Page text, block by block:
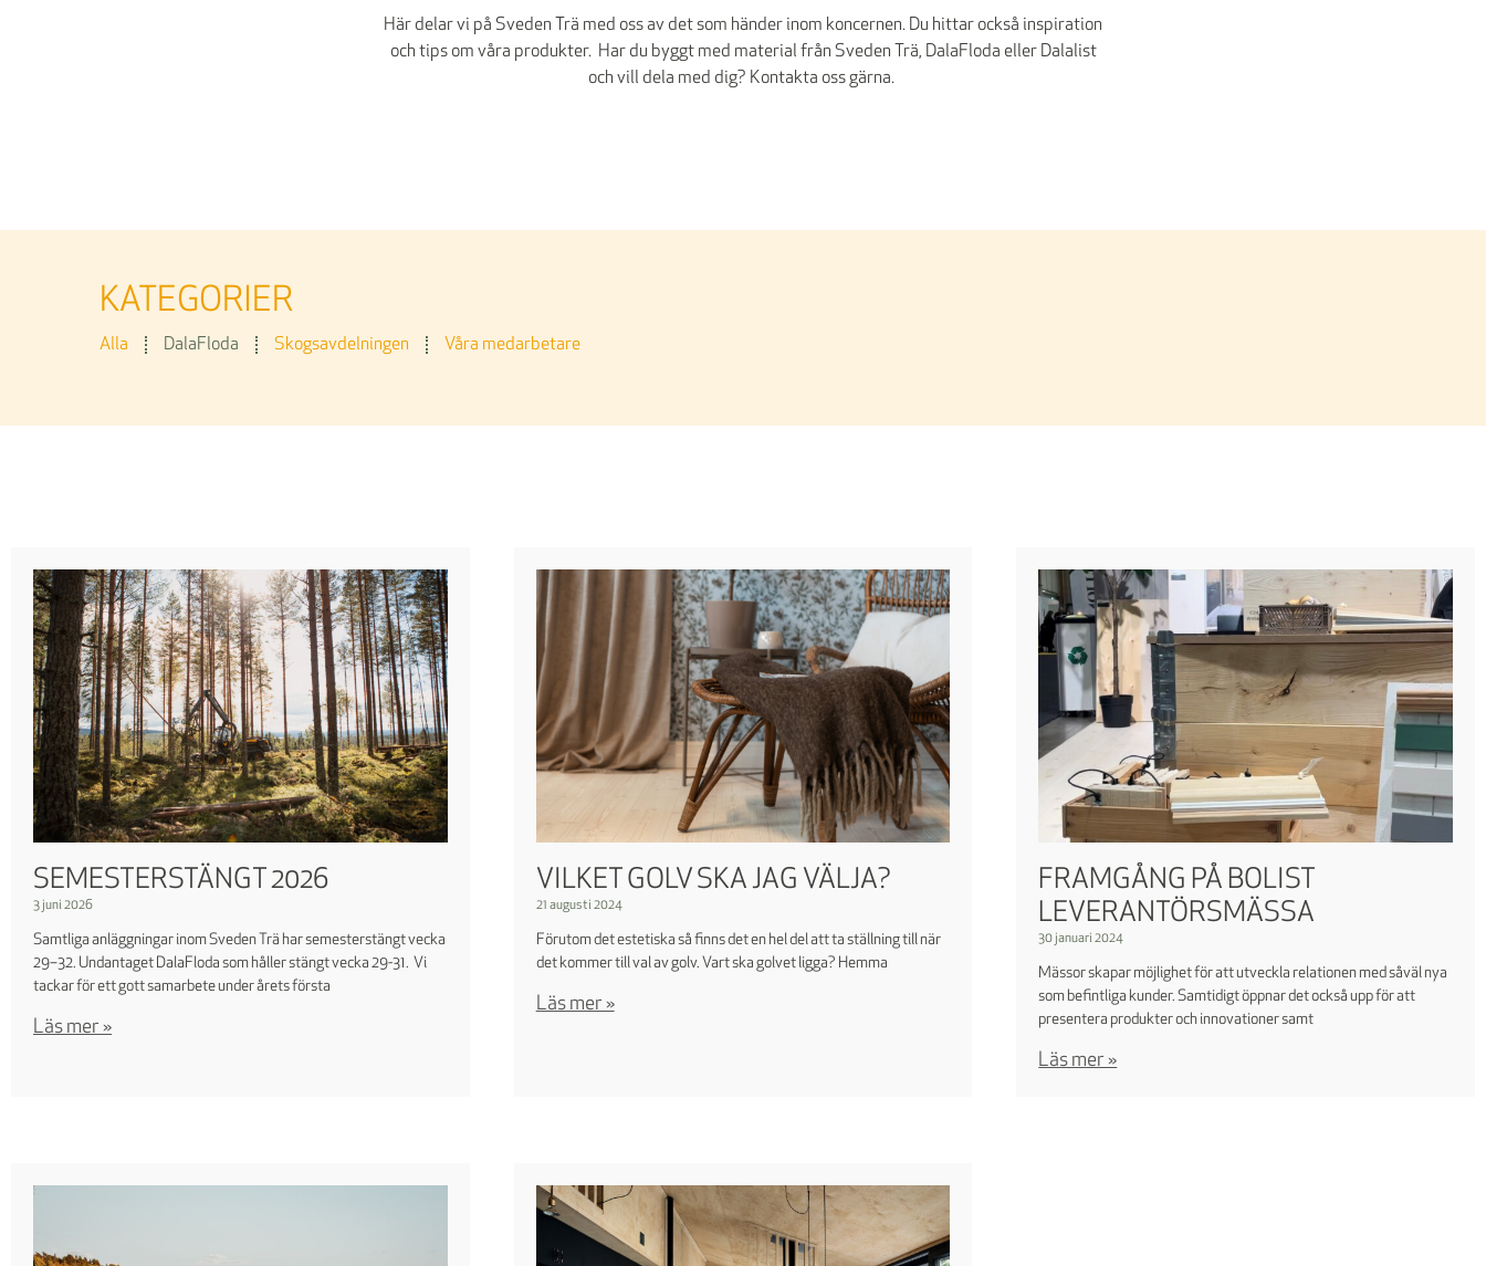
Här delar vi på Sveden Trä med oss av det som händer inom koncernen. Du hittar också inspiration
och tips om våra produkter. Har du byggt med material från Sveden Trä, DalaFloda eller Dalalist
och vill dela med dig? Kontakta oss gärna.
KATEGORIER
Alla DalaFloda Skogsavdelningen Våra medarbetare
SEMESTERSTÄNGT 2026
3 juni 2026
Samtliga anläggningar inom Sveden Trä har semesterstängt vecka
29–32. Undantaget DalaFloda som håller stängt vecka 29-31. Vi
tackar för ett gott samarbete under årets första
Läs mer »
VILKET GOLV SKA JAG VÄLJA?
21 augusti 2024
Förutom det estetiska så finns det en hel del att ta ställning till när
det kommer till val av golv. Vart ska golvet ligga? Hemma
Läs mer »
FRAMGÅNG PÅ BOLIST
LEVERANTÖRSMÄSSA
30 januari 2024
Mässor skapar möjlighet för att utveckla relationen med såväl nya
som befintliga kunder. Samtidigt öppnar det också upp för att
presentera produkter och innovationer samt
Läs mer »